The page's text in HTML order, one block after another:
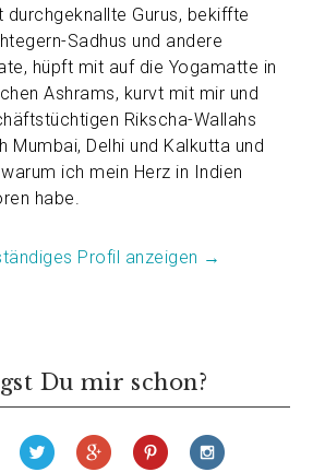
durchgeknallte Gurus, bekiffte
Sadhus und andere
hüpft mit auf die Yogamatte in
Ashrams, kurvt mit mir und
Rikscha-Wallahs
Mumbai, Delhi und Kalkutta und
ich mein Herz in Indien
habe.
Profil anzeigen →
Du mir schon?